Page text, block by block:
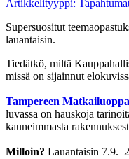
Artikkelityyppi:
Supersuositut
lauantaisin.
Tiedätkö, miltä
missä on sijainnut
Tampereen
luvassa on hauskoja
kauneimmasta
Milloin? Lauantaisin